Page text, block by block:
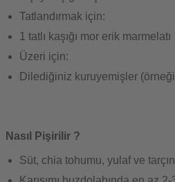
Tatlandırmak için:
1 tatlı kaşığı mor erik marmelatı
Üzeri için:
Dilediğiniz kuruyemişler
Nasıl Pişirilir ?
Süt, chia tohumu, yulaf ve